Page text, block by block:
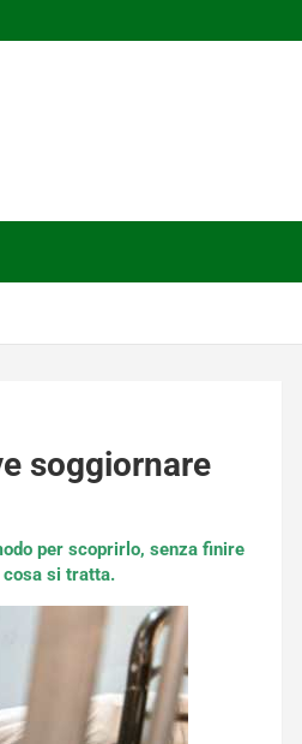
soggiornare
per scoprirlo, senza finire
si tratta.